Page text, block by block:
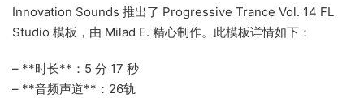
Innovation Sounds 推出了 Progressive Trance Vol. 14 FL
Studio 模板，由 Milad E. 精心制作。此模板详情如下：
– **时长**：5 分 17 秒
– **音频声道**：26轨